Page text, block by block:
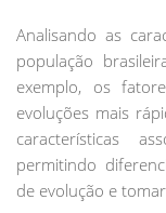
Analisando as
população
exemplo, os
evoluções mais
características
permitindo
de evolução e